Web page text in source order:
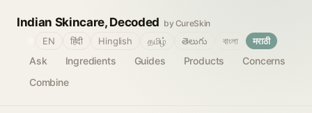
Indian Skincare, Decoded by CureSkin
Ask Ingredients Guides Products
Concerns
Combine
EN हिंदी Hinglish தமிழ் తెలుగు বাংলা मराठी